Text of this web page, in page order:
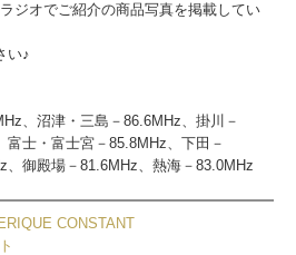
ジオでご紹介の商品写真を掲載してい
い♪
、沼津・三島－86.6MHz、掛川－
士・富士宮－85.8MHz、下田－
、御殿場－81.6MHz、熱海－83.0MHz
CONSTANT